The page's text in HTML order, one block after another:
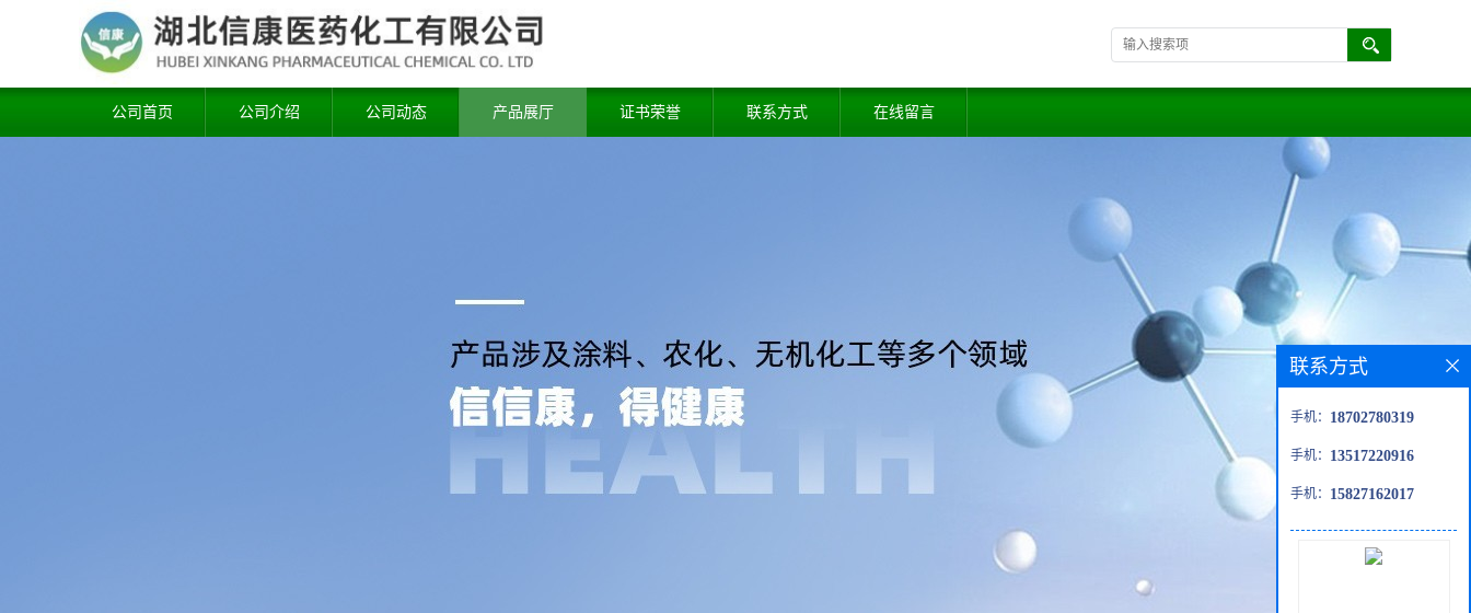
公司首页 公司介绍 公司动态 产品展厅 证书荣誉 联系方式 在线留言
联系方式
手机： 18702780319
手机： 13517220916
手机： 15827162017